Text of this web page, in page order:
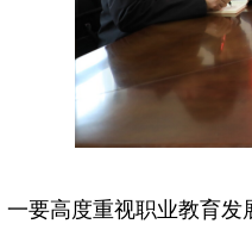
要高度重视职业教育